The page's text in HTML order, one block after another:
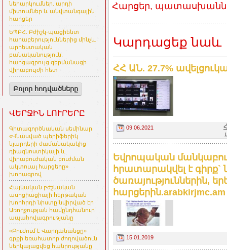
ներարկումներ. արդի
միտումներ և անվտանգային
հարցեր
ԵՊԲՀ. Բժիշկ-պացիենտ
հարաբերություններից մինչև
արհեստական
բանականություն.
հարցազրույց գերմանացի
վիրաբույժի հետ
Բոլոր հոդվածները
ՎԵՐՋԻՆ ԼՈՒՐԵՐԸ
Գիտագործնական սեմինար
«Վնասված պերիֆերիկ
նյարդերի ժամանակակից
դիագնոստիկայի և
վիրաբուժական բուժման
ակտուալ հարցերը»
խորագրով
Հայկական բժշկական
ասոցիացիայի հերթական
խորհրդի նիստը նվիրված էր
Առողջության համընդհանուր
ապահովագրությանը
«Բուժում է Վարդանանցը»
գրքի եռահատոր ժողովածուն
ներկայացվեց հանրությանը
Հարցեր,
Կարդացեք նաև
ՀՀ ԱՆ. 27.7%
09.06.2021
Եվրոպական
հրատարակվել է
ծառայություններին,
հարցերին.arabkirjmc.am
15.01.2019